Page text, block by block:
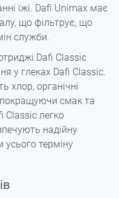
їжі. Dafi Unimax має
що фільтрує, що
служби.
Dafi Classic
у глеках Dafi Classic.
хлор, органічні
смак та
Classic легко
надійну
усього терміну